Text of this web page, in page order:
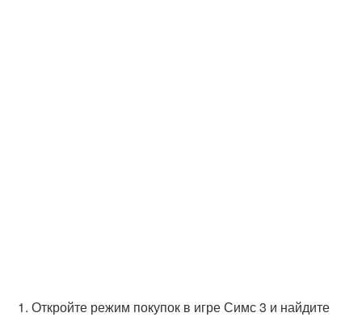
1. Откройте режим покупок в игре Симс 3 и найдите